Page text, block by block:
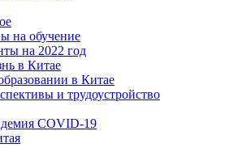
на обучение
на 2022 год
в Китае
в Китае
и трудоустройство
COVID-19